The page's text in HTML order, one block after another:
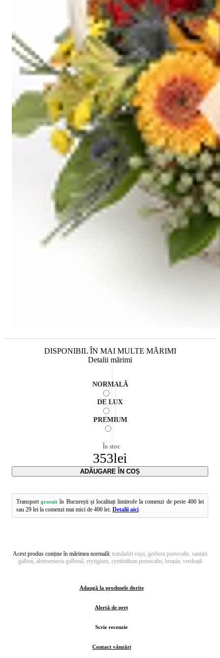
DISPONIBIL ÎN MAI MULTE MĂRIMI
Detalii mărimi
NORMALĂ
DE LUX
PREMIUM
În stoc
353lei
Transportgratuit în București și localitați limitrofe la comenzi de peste 400 lei
sau 29 lei la comenzi mai mici de 400 lei. Detalii aici
Acest produs conține în mărimea normală: trandafiri roșii, gerbera portocalie, santini
galben, alstroemeria galbenă, eryngium, cymbidium portocaliu, brunia, verdeață
Adaugă la produsele dorite
Alertă de preț
Scrie recenzie
Contact vânzări